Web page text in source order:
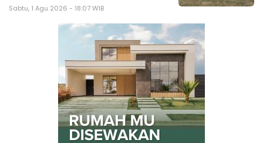
Sabtu, 1 Agu 2026 - 18:07 WIB